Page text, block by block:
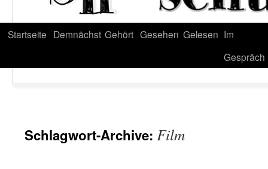
Startseite Demnächst Gehört Gesehen Gelesen Im
Gespräch
Schlagwort-Archive: Film